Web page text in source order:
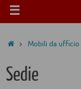
HomeMobili da ufficio
Sedie